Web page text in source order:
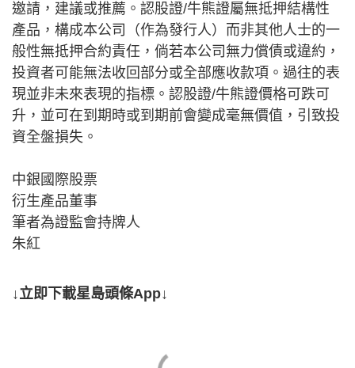
邀請，建議或推薦。認股證/牛熊證屬無抵押結構性
產品，構成本公司（作為發行人）而非其他人士的一
般性無抵押合約責任，倘若本公司無力償債或違約，
投資者可能無法收回部分或全部應收款項。過往的表
現並非未來表現的指標。認股證/牛熊證價格可跌可
升，並可在到期時或到期前會變成毫無價值，引致投
資全盤損失。
中銀國際股票
衍生產品董事
筆者為證監會持牌人
朱紅
↓立即下載星島頭條App↓